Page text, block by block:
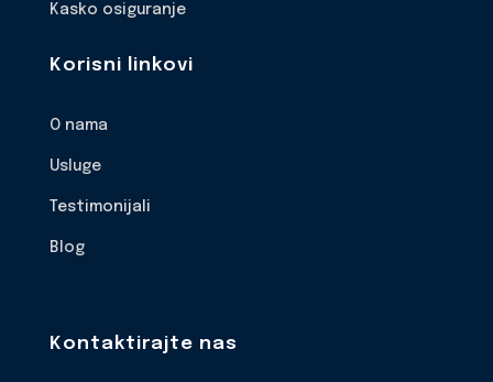
Kasko osiguranje
Korisni linkovi
O nama
Usluge
Testimonijali
Blog
Kontaktirajte nas